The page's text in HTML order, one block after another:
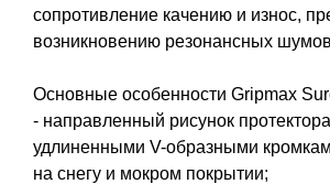
сопротивление качению и износ,
возникновению резонансных
Основные особенности Gripmax
- направленный рисунок
удлиненными V-образными
на снегу и мокром покрытии;